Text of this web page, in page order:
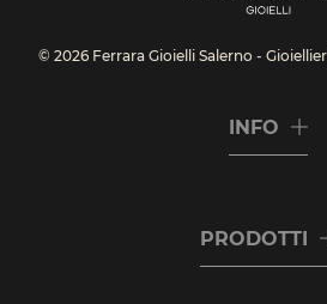
© 2026 Ferrara Gioielli Salerno -
INFO
PRODOTTI